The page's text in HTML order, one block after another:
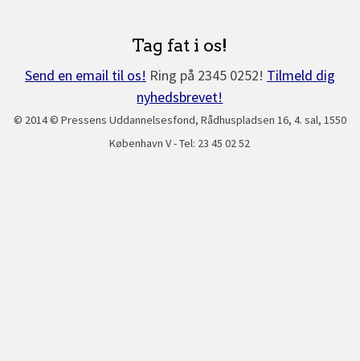
Tag fat i os!
Send en email til os! Ring på 2345 0252! Tilmeld dig
nyhedsbrevet!
© 2014 © Pressens Uddannelsesfond, Rådhuspladsen 16, 4. sal, 1550
København V - Tel: 23 45 02 52